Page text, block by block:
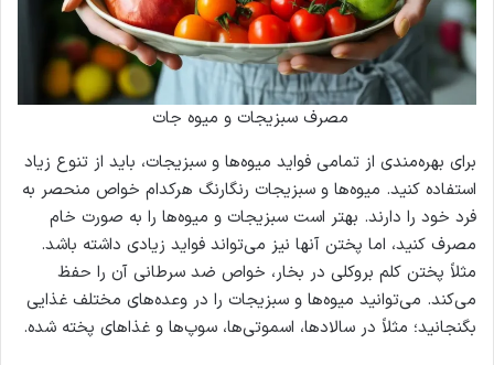
مصرف سبزیجات و میوه جات
برای بهره‌مندی از تمامی فواید میوه‌ها و سبزیجات، باید از تنوع زیاد
استفاده کنید. میوه‌ها و سبزیجات رنگارنگ هرکدام خواص منحصر به
فرد خود را دارند. بهتر است سبزیجات و میوه‌ها را به صورت خام
مصرف کنید، اما پختن آنها نیز می‌تواند فواید زیادی داشته باشد.
مثلاً پختن کلم بروکلی در بخار، خواص ضد سرطانی آن را حفظ
می‌کند. می‌توانید میوه‌ها و سبزیجات را در وعده‌های مختلف غذایی
بگنجانید؛ مثلاً در سالادها، اسموتی‌ها، سوپ‌ها و غذاهای پخته شده.